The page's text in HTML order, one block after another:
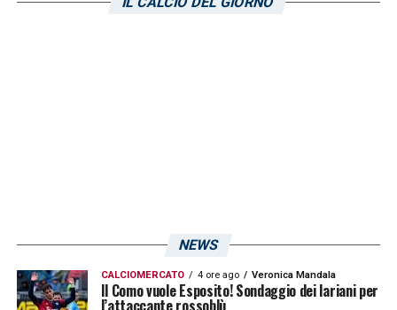
perché è stato abituato a giocare negli ultimi
NEWS
CALCIOMERCATO 4 ore ago Veronica Mandala
Il Como vuole Esposito! Sondaggio dei lariani per
l’attaccante rossoblù